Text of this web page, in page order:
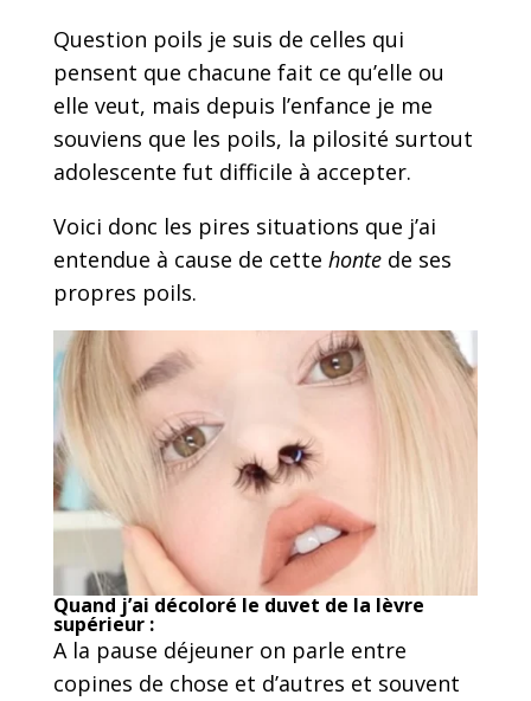
Question poils je suis de celles qui
pensent que chacune fait ce qu’elle ou
elle veut, mais depuis l’enfance je me
souviens que les poils, la pilosité surtout
adolescente fut difficile à accepter.
Voici donc les pires situations que j’ai
entendue à cause de cette honte de ses
propres poils.
Quand j’ai décoloré le duvet de la lèvre
supérieur :
A la pause déjeuner on parle entre
copines de chose et d’autres et souvent